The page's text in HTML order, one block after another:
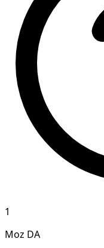
1
Moz DA